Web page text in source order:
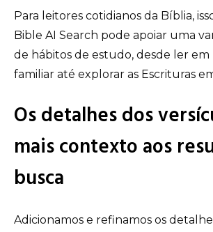
Para leitores cotidianos da Bíblia,
Bible AI Search pode apoiar uma
de hábitos de estudo, desde ler
familiar até explorar as Escrituras
Os detalhes dos
mais contexto aos
busca
Adicionamos e refinamos os